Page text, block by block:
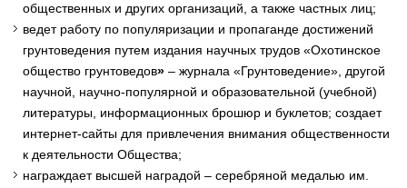
общественных и других организаций, а также частных лиц;
ведет работу по популяризации и пропаганде достижений
грунтоведения путем издания научных трудов «Охотинское
общество грунтоведов» – журнала «Грунтоведение», другой
научной, научно-популярной и образовательной (учебной)
литературы, информационных брошюр и буклетов; создает
интернет-сайты для привлечения внимания общественности
к деятельности Общества;
награждает высшей наградой – серебряной медалью им.